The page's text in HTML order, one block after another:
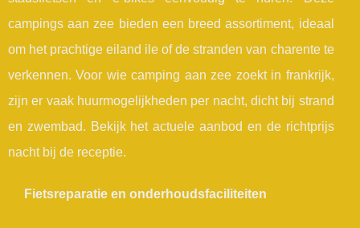
campings aan zee bieden een breed assortiment, ideaal
om het prachtige eiland ile of de stranden van charente te
verkennen. Voor wie camping aan zee zoekt in frankrijk,
zijn er vaak huurmogelijkheden per nacht, dicht bij strand
en zwembad. Bekijk het actuele aanbod en de richtprijs
nacht bij de receptie.
Fietsreparatie en onderhoudsfaciliteiten